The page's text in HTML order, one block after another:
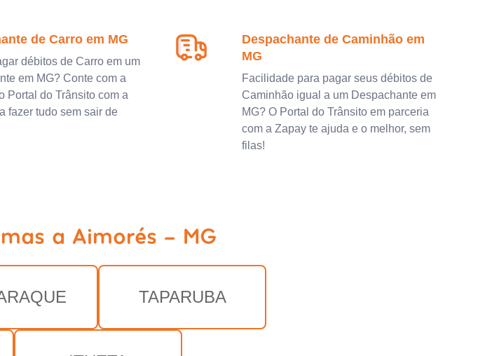
de Carro em MG
débitos de Carro em um
em MG? Conte com a
Portal do Trânsito com a
fazer tudo sem sair de
Despachante de Caminhão em
MG
Facilidade para pagar seus débitos de
Caminhão igual a um Despachante em
MG? O Portal do Trânsito em parceria
com a Zapay te ajuda e o melhor, sem
filas!
a Aimorés - MG
TAPARUBA